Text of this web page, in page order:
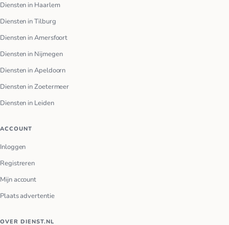
Diensten in Haarlem
Diensten in Tilburg
Diensten in Amersfoort
Diensten in Nijmegen
Diensten in Apeldoorn
Diensten in Zoetermeer
Diensten in Leiden
ACCOUNT
Inloggen
Registreren
Mijn account
Plaats advertentie
OVER DIENST.NL